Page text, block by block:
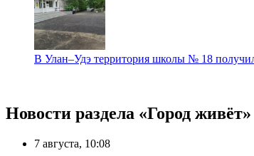
В Улан–Удэ территория школы № 18
Новости раздела «Город живёт»
7 августа, 10:08